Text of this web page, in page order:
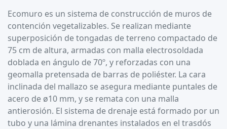
Ecomuro es un sistema de construcción de muros de
contención vegetalizables. Se realizan mediante
superposición de tongadas de terreno compactado de
75 cm de altura, armadas con malla electrosoldada
doblada en ángulo de 70º, y reforzadas con una
geomalla pretensada de barras de poliéster. La cara
inclinada del mallazo se asegura mediante puntales de
acero de ø10 mm, y se remata con una malla
antierosión. El sistema de drenaje está formado por un
tubo y una lámina drenantes instalados en el trasdós